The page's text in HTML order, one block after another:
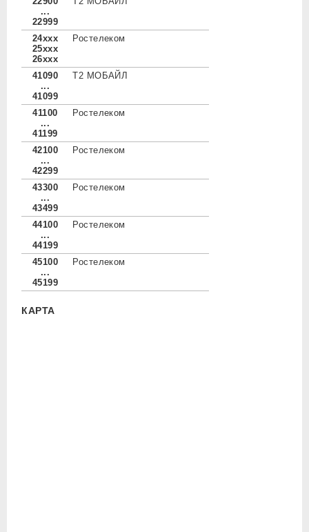
...
22999
24xxx
25xxx
26xxx
Ростелеком
41090
...
41099
Т2 МОБАЙЛ
41100
...
41199
Ростелеком
42100
...
42299
Ростелеком
43300
...
43499
Ростелеком
44100
...
44199
Ростелеком
45100
...
45199
Ростелеком
КАРТА